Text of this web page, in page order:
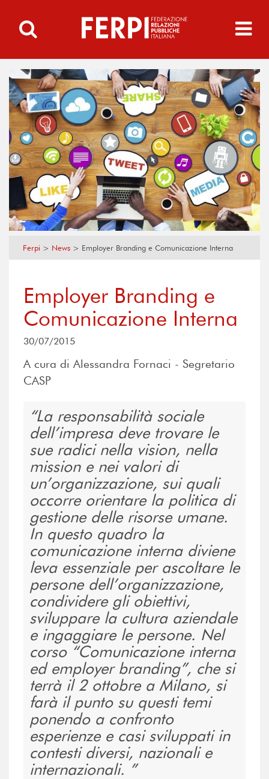
Ferpi > News > Employer Branding e Comunicazione Interna
Employer Branding e
Comunicazione Interna
30/07/2015
A cura di Alessandra Fornaci - Segretario
CASP
La responsabilità sociale
dell’impresa deve trovare le
sue radici nella vision, nella
mission e nei valori di
un’organizzazione, sui quali
occorre orientare la politica di
gestione delle risorse umane.
In questo quadro la
comunicazione interna diviene
leva essenziale per ascoltare le
persone dell’organizzazione,
condividere gli obiettivi,
sviluppare la cultura aziendale
e ingaggiare le persone. Nel
corso “Comunicazione interna
ed employer branding”, che si
terrà il 2 ottobre a Milano, si
farà il punto su questi temi
ponendo a confronto
esperienze e casi sviluppati in
contesti diversi, nazionali e
internazionali.